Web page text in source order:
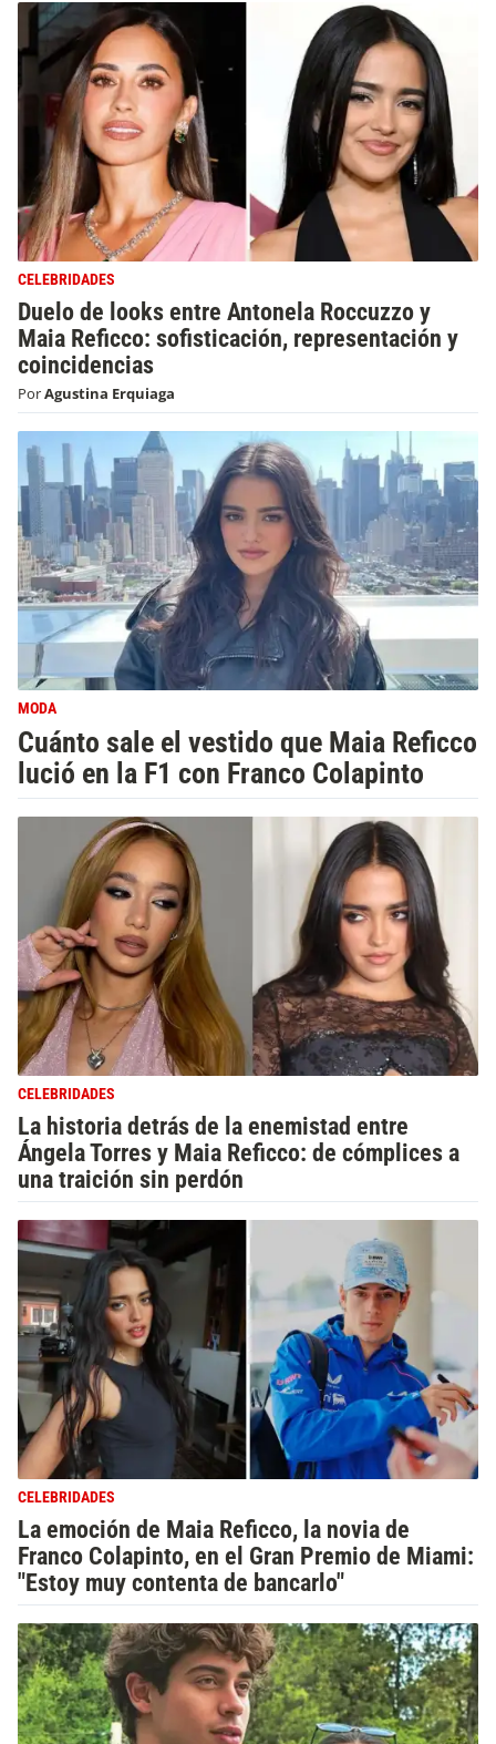
CELEBRIDADES
Duelo de looks entre Antonela Roccuzzo y
Maia Reficco: sofisticación, representación y
coincidencias
PorAgustina Erquiaga
MODA
Cuánto sale el vestido que Maia Reficco
lució en la F1 con Franco Colapinto
CELEBRIDADES
La historia detrás de la enemistad entre
Ángela Torres y Maia Reficco: de cómplices a
una traición sin perdón
CELEBRIDADES
La emoción de Maia Reficco, la novia de
Franco Colapinto, en el Gran Premio de Miami:
"Estoy muy contenta de bancarlo"